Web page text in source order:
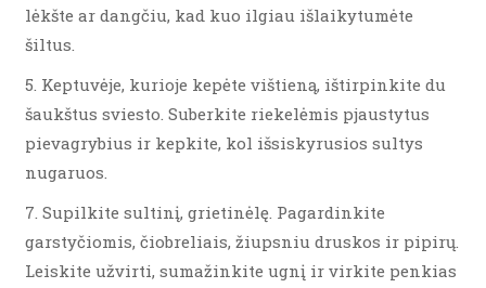
lėkšte ar dangčiu, kad kuo ilgiau išlaikytumėte
šiltus.
5. Keptuvėje, kurioje kepėte vištieną, ištirpinkite du
šaukštus sviesto. Suberkite riekelėmis pjaustytus
pievagrybius ir kepkite, kol išsiskyrusios sultys
nugaruos.
7. Supilkite sultinį, grietinėlę. Pagardinkite
garstyčiomis, čiobreliais, žiupsniu druskos ir pipirų.
Leiskite užvirti, sumažinkite ugnį ir virkite penkias